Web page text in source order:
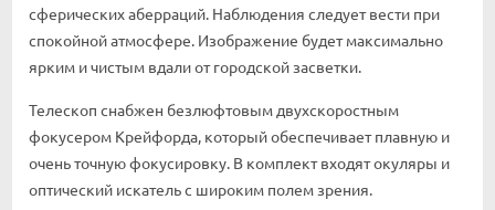
сферических аберраций. Наблюдения следует вести при
спокойной атмосфере. Изображение будет максимально
ярким и чистым вдали от городской засветки.
Телескоп снабжен безлюфтовым двухскоростным
фокусером Крейфорда, который обеспечивает плавную и
очень точную фокусировку. В комплект входят окуляры и
оптический искатель с широким полем зрения.